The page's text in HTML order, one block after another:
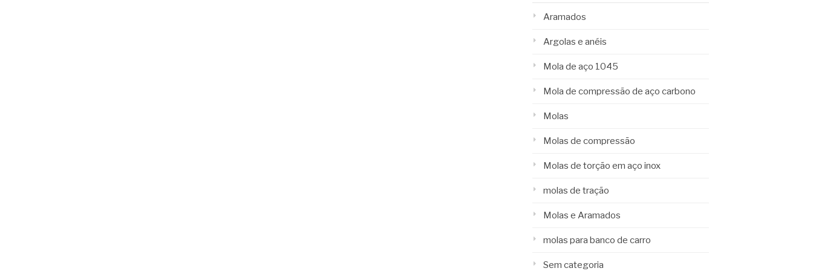
Aramados
Argolas e anéis
Mola de aço 1045
Mola de compressão de aço carbono
Molas
Molas de compressão
Molas de torção em aço inox
molas de tração
Molas e Aramados
molas para banco de carro
Sem categoria